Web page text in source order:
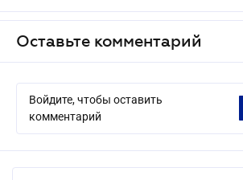
Оставьте комментарий
Войдите, чтобы оставить
комментарий